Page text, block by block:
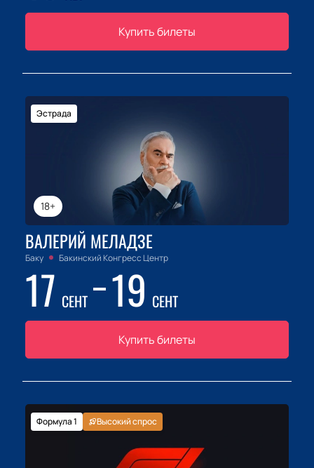
Купить билеты
18+
Эстрада
ВАЛЕРИЙ МЕЛАДЗЕ
Баку Бакинский Конгресс Центр
17 СЕНТ 19 СЕНТ
Купить билеты
Формула 1 Высокий спрос